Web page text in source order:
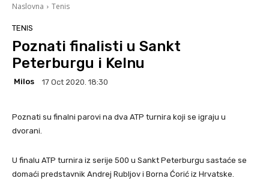
Naslovna Tenis
TENIS
Poznati finalisti u Sankt
Peterburgu i Kelnu
Milos 17 Oct 2020. 18:30
Poznati su finalni parovi na dva ATP turnira koji se igraju u
dvorani.
U finalu ATP turnira iz serije 500 u Sankt Peterburgu sastaće se
domaći predstavnik Andrej Rubljov i Borna Ćorić iz Hrvatske.